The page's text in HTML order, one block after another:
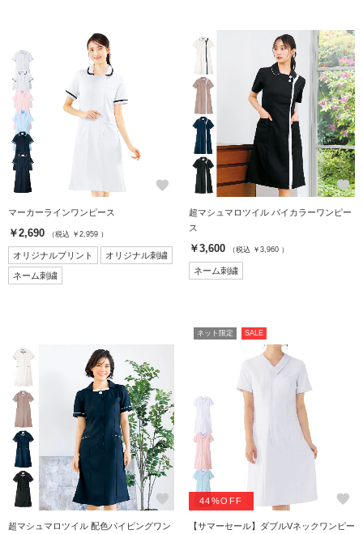
favorite
マーカーラインワンピース
￥2,690 （税込 ￥2,959 ）
オリジナルプリント オリジナル刺繍
ネーム刺繍
favorite
超マシュマロツイル バイカラーワンピー
ス
￥3,600 （税込 ￥3,960 ）
ネーム刺繍
favorite
超マシュマロツイル 配色パイピングワン
ネット限定 SALE
44%OFF favorite
【サマーセール】ダブルVネックワンピー